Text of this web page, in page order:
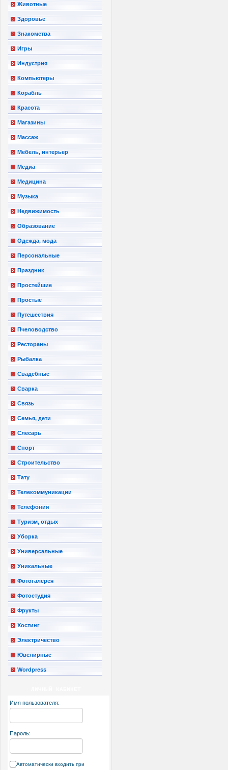
Животные
Здоровье
Знакомства
Игры
Индустрия
Компьютеры
Корабль
Красота
Магазины
Массаж
Мебель, интерьер
Медиа
Медицина
Музыка
Недвижимость
Образование
Одежда, мода
Персональные
Праздник
Простейшие
Простые
Путешествия
Пчеловодство
Рестораны
Рыбалка
Свадебные
Сварка
Связь
Семья, дети
Слесарь
Спорт
Строительство
Тату
Телекоммуникации
Телефония
Туризм, отдых
Уборка
Универсальные
Уникальные
Фотогалерея
Фотостудия
Фрукты
Хостинг
Электричество
Ювелирные
Wordpress
Имя пользователя:
Пароль:
Автоматически входить при